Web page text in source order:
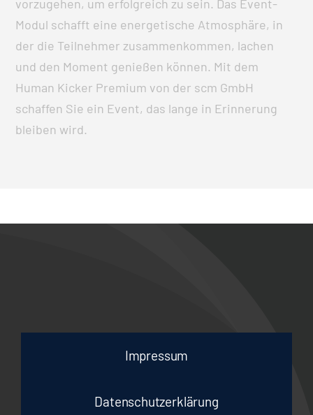
vorzugehen, um erfolgreich zu sein. Das Event-
Modul schafft eine energetische Atmosphäre, in
der die Teilnehmer zusammenkommen, lachen
und den Moment genießen können. Mit dem
Human Kicker Premium von der scm GmbH
schaffen Sie ein Event, das lange in Erinnerung
bleiben wird.
Impressum
Datenschutzerklärung